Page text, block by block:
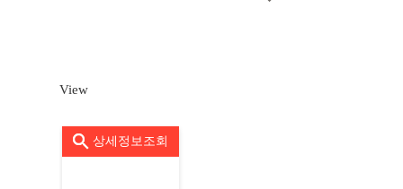
View
상세정보조회